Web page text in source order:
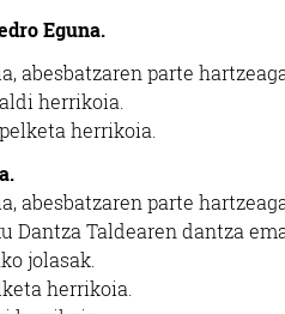
Eguna.
abesbatzaren parte
herrikoia.
herrikoia.
abesbatzaren parte
Dantza Taldearen dantza
jolasak.
herrikoia.